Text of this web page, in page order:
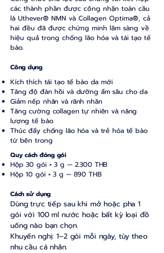
các thành phần được công nhận toàn cầu
là Uthever® NMN và Collagen Optima®, cả
hai đều đã được chứng minh lâm sàng về
hiệu quả trong chống lão hóa và tái tạo tế
bào.
Công dụng
Kích thích tái tạo tế bào da mới
Tăng độ đàn hồi và dưỡng ẩm sâu cho da
Giảm nếp nhăn và rãnh nhăn
Tăng cường collagen tự nhiên và năng
lượng tế bào
Thúc đẩy chống lão hóa và trẻ hóa tế bào
từ bên trong
Quy cách đóng gói
Hộp 30 gói × 3 g — 2.300 THB
Hộp 10 gói × 3 g — 890 THB
Cách sử dụng
Dùng trực tiếp sau khi mở hoặc pha 1
gói với 100 ml nước hoặc bất kỳ loại đồ
uống nào bạn chọn.
Khuyến nghị: 1–2 gói mỗi ngày, tùy theo
nhu cầu cá nhân.